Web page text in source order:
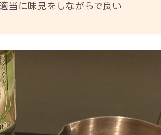
当に味見をしながらで良い